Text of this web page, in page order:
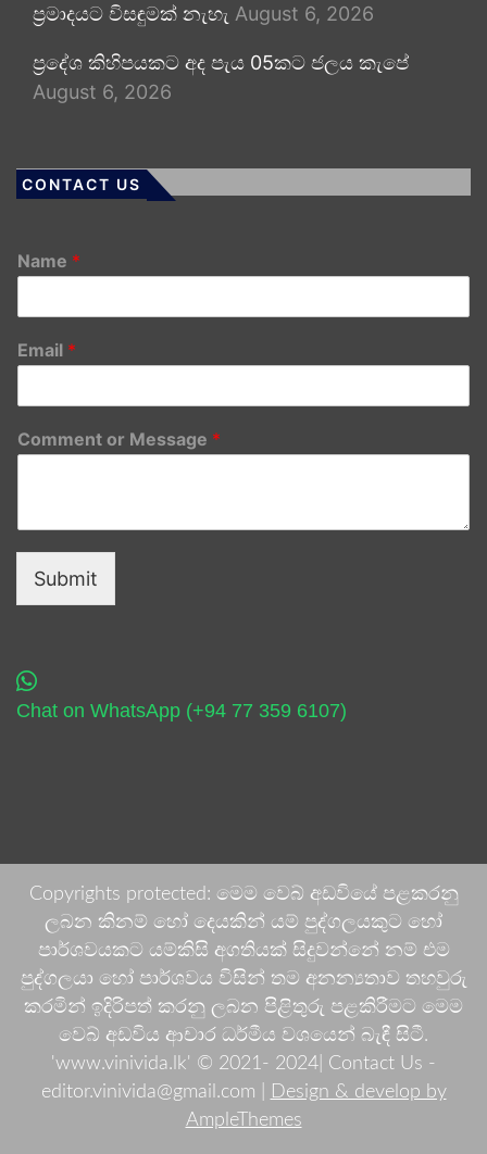
ප්‍රමාදයට විසඳුමක් නැහැ August 6, 2026
ප්‍රදේශ කිහිපයකට අද පැය 05කට ජලය කැපේ
August 6, 2026
CONTACT US
Name *
Email *
Comment or Message *
Submit
Chat on WhatsApp (+94 77 359 6107)
Copyrights protected: මෙම වෙබ් අඩවියේ පළකරනු
ලබන කිනම් හෝ දෙයකින් යම් පුද්ගලයකුට හෝ
පාර්ශවයකට යම්කිසි අගතියක් සිදුවන්නේ නම් එම
පුද්ගලයා හෝ පාර්ශවය විසින් තම අනන්‍යතාව තහවුරු
කරමින් ඉදිරිපත් කරනු ලබන පිළිතුරු පළකිරීමට මෙම
වෙබ් අඩවිය ආචාර ධර්මීය වශයෙන් බැඳී සිටී.
'www.vinivida.lk' © 2021- 2024| Contact Us -
editor.vinivida@gmail.com |
Design & develop by
AmpleThemes